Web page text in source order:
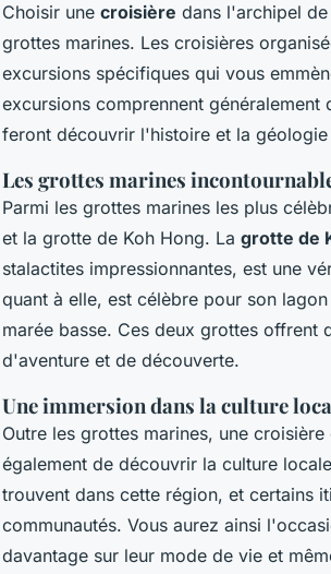
Choisir une croisière dans l'archipel
grottes marines. Les croisières
excursions spécifiques qui vous
excursions comprennent
feront découvrir l'histoire et la
Les grottes marines
Parmi les grottes marines les plus
et la grotte de Koh Hong. La grotte de
stalactites impressionnantes, est une
quant à elle, est célèbre pour son
marée basse. Ces deux grottes offrent
d'aventure et de découverte.
Une immersion dans la culture
Outre les grottes marines, une
également de découvrir la culture
trouvent dans cette région, et certains
communautés. Vous aurez ainsi
davantage sur leur mode de vie et